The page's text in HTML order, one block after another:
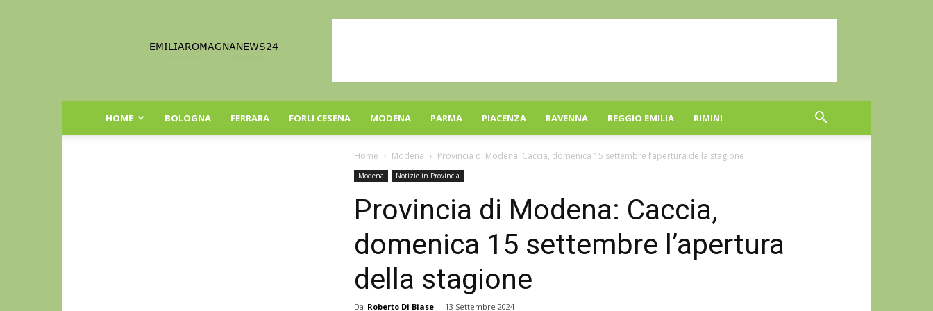
Romagna
HOME BOLOGNA FERRARA FORLI CESENA MODENA PARMA PIACENZA RAVENNA REGGIO EMILIA RIMINI
Home Modena Provincia di Modena: Caccia, domenica 15 settembre l’apertura della stagione
Modena Notizie in Provincia
Provincia di Modena: Caccia,
domenica 15 settembre l’apertura
della stagione
Da Roberto Di Biase - 13 Settembre 2024